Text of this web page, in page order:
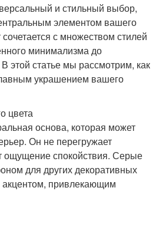
и стильный выбор,
элементом вашего
с множеством стилей
минимализма до
В этой статье мы рассмотрим, как
украшением вашего
цвета
основа, которая может
Он не перегружает
ощущение спокойствия. Серые
для других декоративных
акцентом, привлекающим